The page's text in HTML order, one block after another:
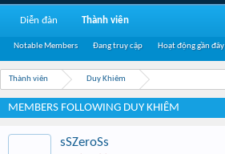
Thành viên Duy Khiêm
MEMBERS FOLLOWING DUY KHIÊM
sSZeroSs
Diễn đàn Thành viên
Notable Members Đang truy cập Hoạt động gần đây